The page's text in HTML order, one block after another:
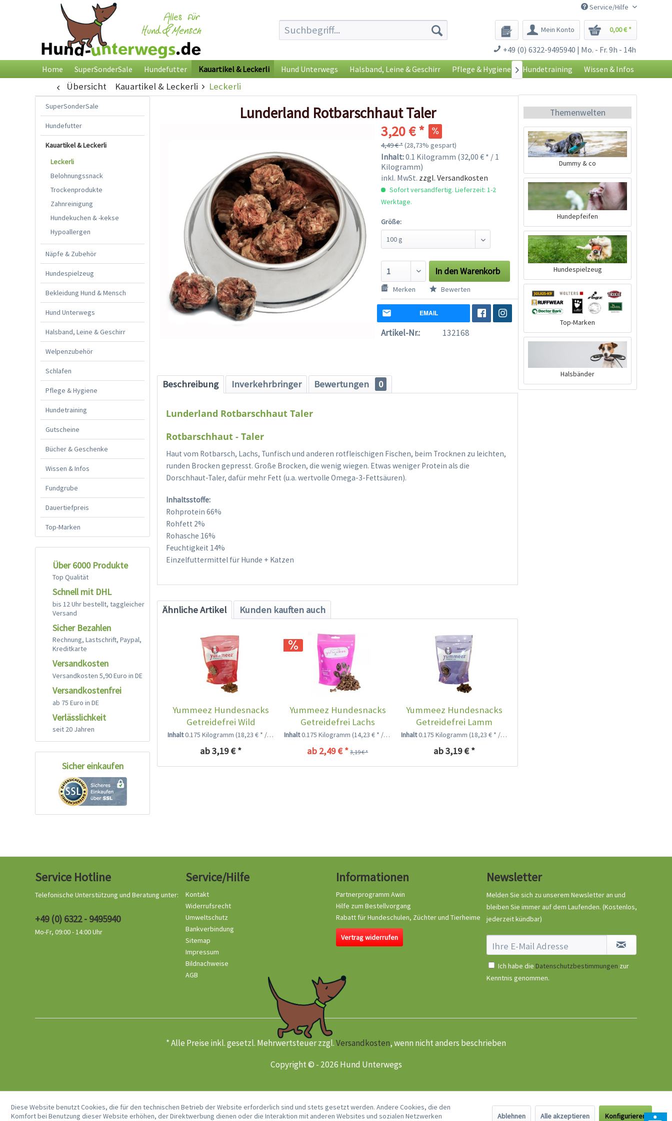
Service/Hilfe
Mein Konto 0,00 € *
+49 (0) 6322-9495940 | Mo. - Fr. 9h - 14h
Home SuperSonderSale Hundefutter Kauartikel & Leckerli Hund Unterwegs Halsband, Leine & Geschirr Pflege & Hygiene Hundetraining Wissen & Infos

Übersicht Kauartikel & Leckerli Leckerli
SuperSonderSale
Hundefutter
Kauartikel & Leckerli
Leckerli
Belohnungssnack
Trockenprodukte
Zahnreinigung
Hundekuchen & -kekse
Hypoallergen
Näpfe & Zubehör
Hundespielzeug
Bekleidung Hund & Mensch
Hund Unterwegs
Halsband, Leine & Geschirr
Welpenzubehör
Schlafen
Pflege & Hygiene
Hundetraining
Gutscheine
Bücher & Geschenke
Wissen & Infos
Fundgrube
Dauertiefpreis
Top-Marken
Über 6000 Produkte
Top Qualität
Schnell mit DHL
bis 12 Uhr bestellt, taggleicher
Versand
Sicher Bezahlen
Rechnung, Lastschrift, Paypal,
Kreditkarte
Versandkosten
Versandkosten 5,90 Euro in DE
Versandkostenfrei
ab 75 Euro in DE
Verlässlichkeit
seit 20 Jahren
Sicher einkaufen
Lunderland Rotbarschhaut Taler
3,20 € *
4,49 € *(28,73% gespart)
Inhalt:0.1 Kilogramm (32,00 € * / 1
Kilogramm)
inkl. MwSt. zzgl. Versandkosten
Sofort versandfertig. Lieferzeit: 1-2
Werktage.
Größe:
In den Warenkorb
Merken Bewerten
EMAIL
Artikel-Nr.: 132168
Beschreibung Inverkehrbringer Bewertungen 0
Lunderland Rotbarschhaut Taler
Rotbarschhaut - Taler
Haut vom Rotbarsch, Lachs, Tunfisch und anderen rotfleischigen Fischen, beim Trocknen zu leichten,
runden Brocken gepresst. Große Brocken, die wenig wiegen. Etwas weniger Protein als die
Dorschhaut-Taler, dafür mehr Fett (u.a. wertvolle Omega-3-Fettsäuren).
Inhaltsstoffe:
Rohprotein 66%
Rohfett 2%
Rohasche 16%
Feuchtigkeit 14%
Einzelfuttermittel für Hunde + Katzen
Ähnliche Artikel Kunden kauften auch
Yummeez Hundesnacks
Getreidefrei Wild
Inhalt0.175 Kilogramm (18,23 € * / 1 Kilogramm)
ab 3,19 € *
Yummeez Hundesnacks
Getreidefrei Lachs
Inhalt0.175 Kilogramm(14,23 € * / 1 Kilogramm)
ab 2,49 € * 3,19 € *
Yummeez Hundesnacks
Getreidefrei Lamm
Inhalt0.175 Kilogramm (18,23 € * / 1 Kilogramm)
ab 3,19 € *
Themenwelten
Dummy & co
Hundepfeifen
Hundespielzeug
Top-Marken
Halsbänder
Service Hotline
Telefonische Unterstützung und Beratung unter:
+49 (0) 6322 - 9495940
Mo-Fr, 09:00 - 14:00 Uhr
Service/Hilfe
Kontakt
Widerrufsrecht
Umweltschutz
Bankverbindung
Sitemap
Impressum
Bildnachweise
AGB
Informationen
Partnerprogramm Awin
Hilfe zum Bestellvorgang
Rabatt für Hundeschulen, Züchter und Tierheime
Vertrag widerrufen
Newsletter
Melden Sie sich zu unserem Newsletter an und
bleiben Sie immer auf dem Laufenden. (Kostenlos,
jederzeit kündbar)
Ich habe die Datenschutzbestimmungen zur
Kenntnis genommen.
* Alle Preise inkl. gesetzl. Mehrwertsteuer zzgl.Versandkosten, wenn nicht anders beschrieben
Copyright © - 2026 Hund Unterwegs
Diese Website benutzt Cookies, die für den technischen Betrieb der Website erforderlich sind und stets gesetzt werden. Andere Cookies, die den
Komfort bei Benutzung dieser Website erhöhen, der Direktwerbung dienen oder die Interaktion mit anderen Websites und sozialen Netzwerken
Ablehnen Alle akzeptieren Konfigurieren